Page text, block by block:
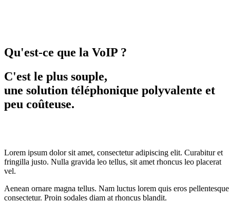
Qu'est-ce que la VoIP ?
C'est le plus souple,
une solution téléphonique polyvalente et
peu coûteuse.
Lorem ipsum dolor sit amet, consectetur adipiscing elit. Curabitur et
fringilla justo. Nulla gravida leo tellus, sit amet rhoncus leo placerat
vel.
Aenean ornare magna tellus. Nam luctus lorem quis eros pellentesque
consectetur. Proin sodales diam at rhoncus blandit.